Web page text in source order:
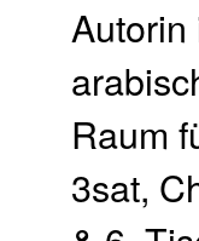
Autorin
Raum
3sat,